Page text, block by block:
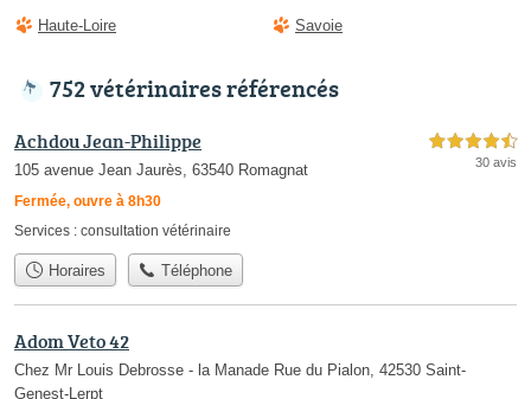
Haute-Loire
Savoie
752 vétérinaires référencés
Achdou Jean-Philippe
105 avenue Jean Jaurès, 63540 Romagnat
Fermée, ouvre à 8h30
4,5 étoiles sur 5
30 avis
Services : consultation vétérinaire
Horaires Téléphone
Adom Veto 42
Chez Mr Louis Debrosse - la Manade Rue du Pialon, 42530 Saint-
Genest-Lerpt